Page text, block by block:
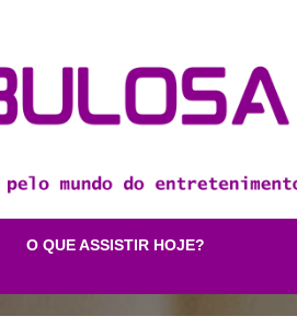
O QUE ASSISTIR HOJE?